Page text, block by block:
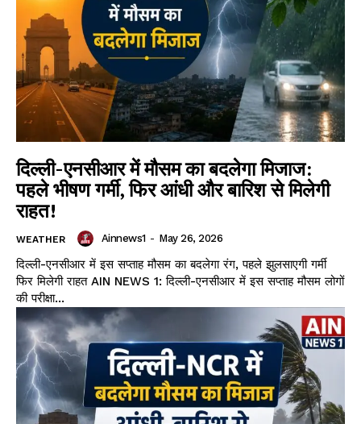
दिल्ली-एनसीआर में मौसम का बदलेगा मिजाज:
पहले भीषण गर्मी, फिर आंधी और बारिश से मिलेगी
राहत!
WEATHER Ainnews1 - May 26, 2026
दिल्ली-एनसीआर में इस सप्ताह मौसम का बदलेगा रंग, पहले झुलसाएगी गर्मी
फिर मिलेगी राहत AIN NEWS 1: दिल्ली-एनसीआर में इस सप्ताह मौसम लोगों
की परीक्षा...